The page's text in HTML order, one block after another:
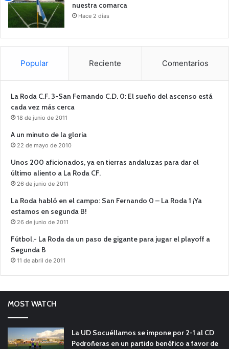
nuestra comarca
Hace 2 días
Popular Reciente Comentarios
La Roda C.F. 3-San Fernando C.D. 0: El sueño del ascenso está
cada vez más cerca
18 de junio de 2011
A un minuto de la gloria
22 de mayo de 2010
Unos 200 aficionados, ya en tierras andaluzas para dar el
último aliento a La Roda CF.
26 de junio de 2011
La Roda habló en el campo: San Fernando 0 – La Roda 1 ¡Ya
estamos en segunda B!
26 de junio de 2011
Fútbol.- La Roda da un paso de gigante para jugar el playoff a
Segunda B
11 de abril de 2011
MOST WATCH
La UD Socuéllamos se impone por 2-1 al CD
Pedroñeras en un partido benéfico a favor de